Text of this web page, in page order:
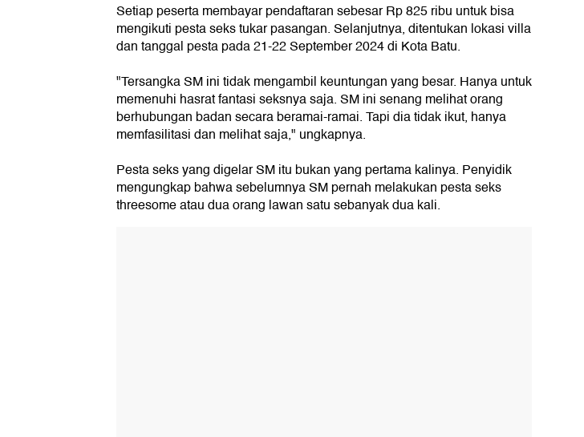
Setiap peserta membayar pendaftaran sebesar Rp 825 ribu untuk bisa
mengikuti pesta seks tukar pasangan. Selanjutnya, ditentukan lokasi villa
dan tanggal pesta pada 21-22 September 2024 di Kota Batu.
"Tersangka SM ini tidak mengambil keuntungan yang besar. Hanya untuk
memenuhi hasrat fantasi seksnya saja. SM ini senang melihat orang
berhubungan badan secara beramai-ramai. Tapi dia tidak ikut, hanya
memfasilitasi dan melihat saja," ungkapnya.
Pesta seks yang digelar SM itu bukan yang pertama kalinya. Penyidik
mengungkap bahwa sebelumnya SM pernah melakukan pesta seks
threesome atau dua orang lawan satu sebanyak dua kali.